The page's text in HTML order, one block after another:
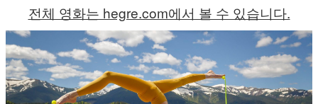
전체 영화는 hegre.com에서 볼 수 있습니다.